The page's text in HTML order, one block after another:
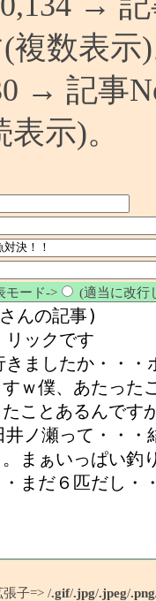
複数表示
→ 記事
示)。
ード-> (適当に改行
子=> /.gif/.jpg/.jpeg/.png